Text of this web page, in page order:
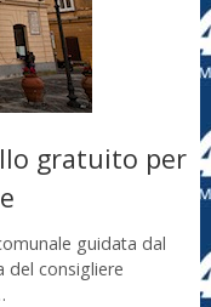
gratuito per
guidata dal
del consigliere